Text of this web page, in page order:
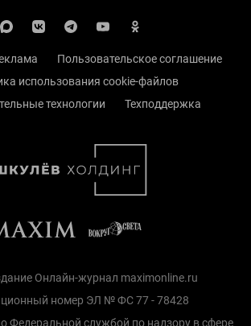
Пользовательское соглашение
использования cookie-файлов
технологии
Техподдержка
Онлайн-журнал maximonline.ru
номер ЭЛ № ФС 77 - 78428
Федеральной службой по надзору в сфере